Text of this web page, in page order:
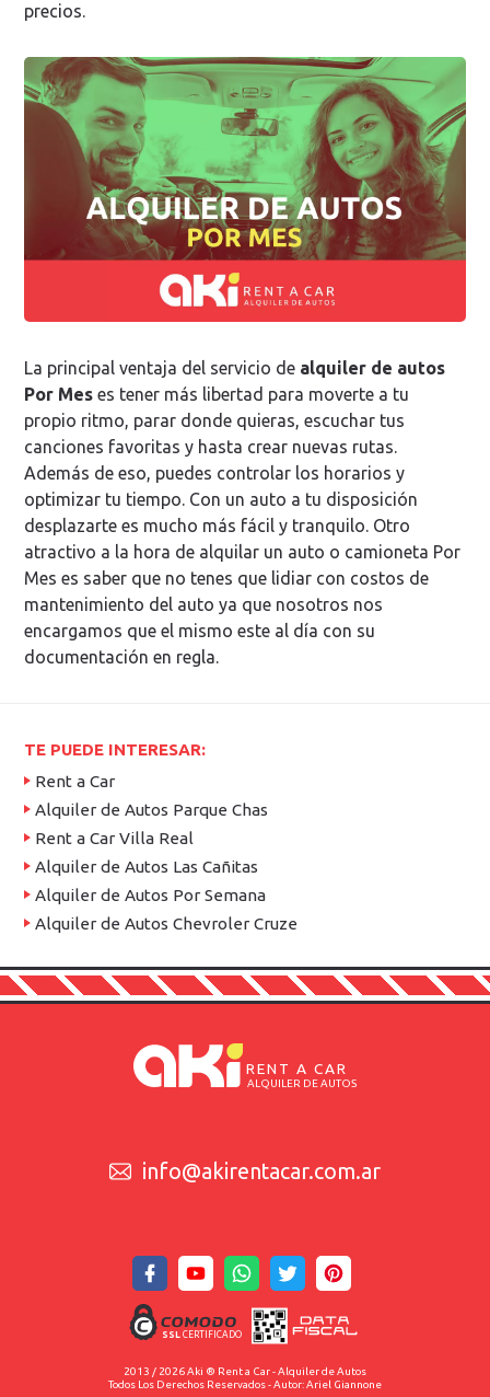
precios.
La principal ventaja del servicio de alquiler de autos
Por Mes es tener más libertad para moverte a tu
propio ritmo, parar donde quieras, escuchar tus
canciones favoritas y hasta crear nuevas rutas.
Además de eso, puedes controlar los horarios y
optimizar tu tiempo. Con un auto a tu disposición
desplazarte es mucho más fácil y tranquilo. Otro
atractivo a la hora de alquilar un auto o camioneta Por
Mes es saber que no tenes que lidiar con costos de
mantenimiento del auto ya que nosotros nos
encargamos que el mismo este al día con su
documentación en regla.
TE PUEDE INTERESAR:
Rent a Car
Alquiler de Autos Parque Chas
Rent a Car Villa Real
Alquiler de Autos Las Cañitas
Alquiler de Autos Por Semana
Alquiler de Autos Chevroler Cruze
ALQUILER DE AUTOS
RENT A CAR
info@akirentacar.com.ar
SSL CERTIFICADO
2013 / 2026 Aki ® Rent a Car - Alquiler de Autos
Todos Los Derechos Reservados - Autor: Ariel Giannone